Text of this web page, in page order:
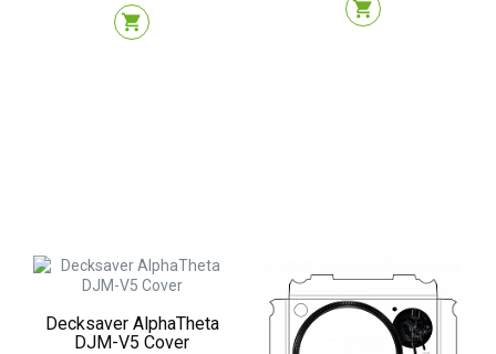
shopping_cart
shopping_cart
Decksaver AlphaTheta
DJM-V5 Cover